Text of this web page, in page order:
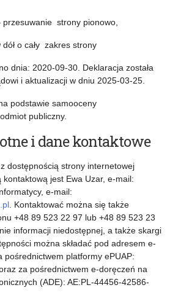
przesuwanie strony pionowo,
o cały zakres strony
dnia: 2020-09-30. Deklaracja została
i aktualizacji w dniu 2025-03-25.
podstawie samooceny
publiczny.
i dane kontaktowe
dostępnością strony internetowej
jest Ewa Uzar, e-mail:
e-mail:
. Kontaktować można się także
+48 89 523 22 97 lub +48 89 523 23
informacji niedostępnej, a także skargi
można składać pod adresem e-
pośrednictwem platformy ePUAP:
za pośrednictwem e-doręczeń na
(ADE): AE:PL-44456-42586-